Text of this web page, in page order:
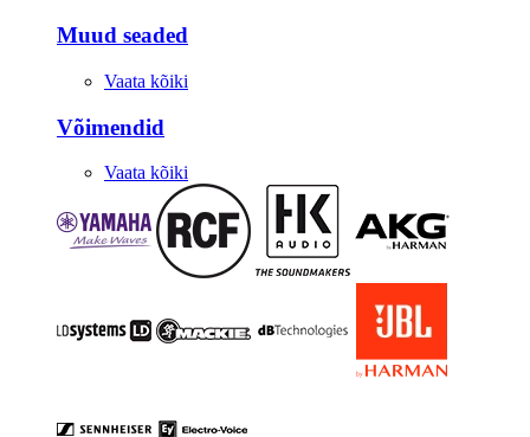
Muud seaded
Vaata kõiki
Võimendid
Vaata kõiki